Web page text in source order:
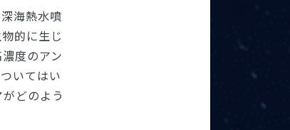
海熱水噴
的に生じ
度のアン
いてはい
どのよう